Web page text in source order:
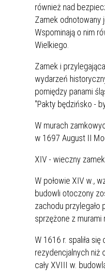
KARTA DUŻEJ
AKTYWIZACJA
ZAWODOWA
PODATKI
INFORMACJE
INFORMACJE
SZANSA –
WSPARCIA
AWANS
STYPENDIUM
SZKÓŁ I
BĘDZINIE
POMOC
NAUCZYCIELI
również nad
Zamek odnotowany
Wspominają o nim
Wielkiego.
Zamek i
wydarzeń
pomiędzy panami
"Pakty będzińsko -
W murach
w 1697 August II
XIV - wieczny
W połowie XIV w.,
budowli otoczony
zachodu
sprzężone z murami
W 1616 r. spaliła
rezydencjalnych niż
cały XVIII w.